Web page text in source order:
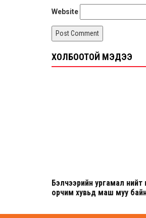
Website
ХОЛБООТОЙ МЭДЭЭ
Бэлчээрийн ургамал нийт
орчим хувьд маш муу